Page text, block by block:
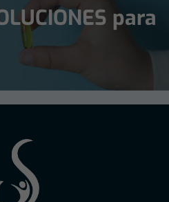
para